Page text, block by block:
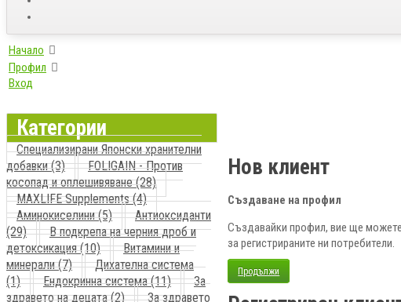
Начало
Профил
Вход
Категории
Специализирани Японски хранителни
добавки (3)
FOLIGAIN - Против
косопад и оплешивяване (28)
MAXLIFE Supplements (4)
Аминокиселини (5)
Антиоксиданти
(29)
В подкрепа на черния дроб и
детоксикация (10)
Витамини и
минерали (7)
Дихателна система
(1)
Ендокринна система (11)
За
здравето на децата (2)
За здравето
Нов клиент
Създаване на профил
Създавайки профил, вие ще
за регистрираните ни потребители.
Продължи